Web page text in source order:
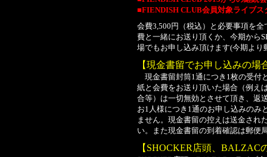
■FIENDISH CLUB会員対象ライブス
会費3,500円（税込）と必要事項を
費と一緒にお送り頂くか、今期から
場でもお申し込み頂けます(今期よ
【現金書留でお申し込みの場
現金書留封筒1通につき1枚の受付
紙と会費をお送り頂いた場合（例え
合等）は一切無効とさせて頂き、返
お1人様につき1通のお申し込みのみ
ません。現金書留の控えは送金され
い。また現金書留の到着確認は郵便
【SHOCKER店頭、